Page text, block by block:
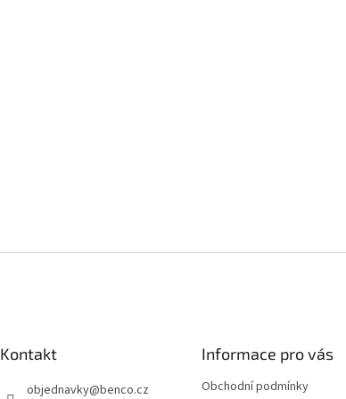
Kontakt
objednavky@benco.cz
Informace pro vás
Obchodní podmínky